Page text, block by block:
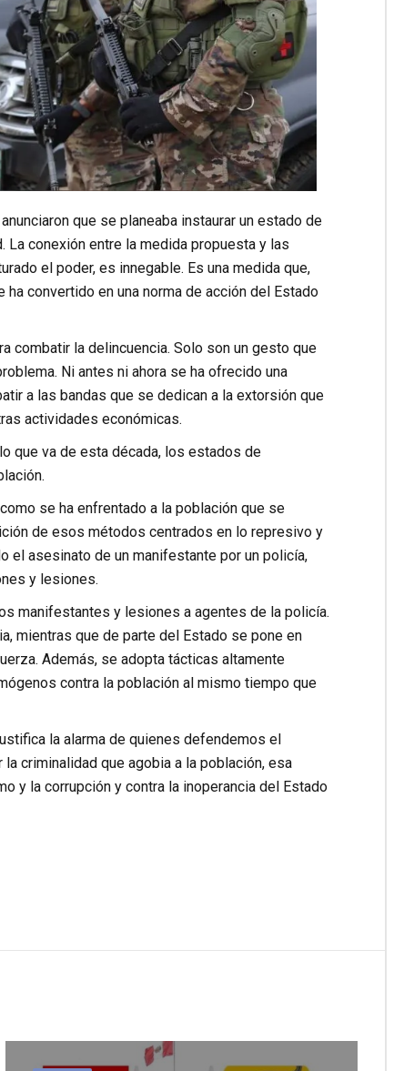
que se planeaba instaurar un estado de
La conexión entre la medida propuesta y las
el poder, es innegable. Es una medida que,
convertido en una norma de acción del Estado
combatir la delincuencia. Solo son un gesto que
Ni antes ni ahora se ha ofrecido una
a las bandas que se dedican a la extorsión que
actividades económicas.
que va de esta década, los estados de
se ha enfrentado a la población que se
de esos métodos centrados en lo represivo y
el asesinato de un manifestante por un policía,
y lesiones.
manifestantes y lesiones a agentes de la policía.
mientras que de parte del Estado se pone en
Además, se adopta tácticas altamente
contra la población al mismo tiempo que
la alarma de quienes defendemos el
criminalidad que agobia a la población, esa
y la corrupción y contra la inoperancia del Estado